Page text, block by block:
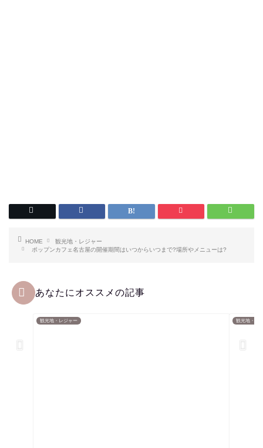
HOME
観光地・レジャー
ポップンカフェ名古屋の開催期間はいつからいつまで?場所やメニューは?
あなたにオススメの記事
観光地・レジャー 観光地・レ